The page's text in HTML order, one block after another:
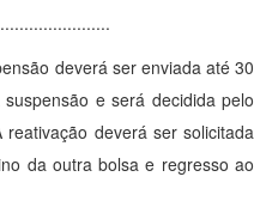
deverá ser enviada até 30
e será decidida pelo
deverá ser solicitada
da outra bolsa e regresso ao